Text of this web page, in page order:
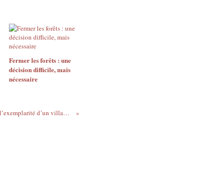
Fermer les forêts : une
décision difficile, mais
nécessaire
Aït-Ergane : l’exemplarité d’un village montagnard